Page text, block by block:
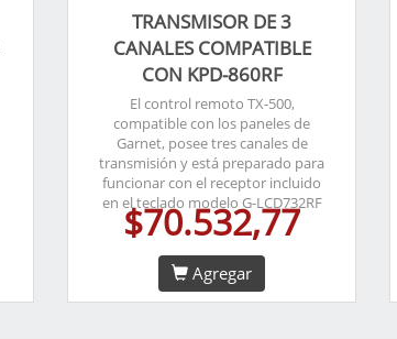
TRANSMISOR DE 3
CANALES COMPATIBLE
CON KPD-860RF
El control remoto TX-500,
compatible con los paneles de
Garnet, posee tres canales de
transmisión y está preparado para
funcionar con el receptor incluido
en el teclado modelo G-LCD732RF
$70.532,77
Agregar